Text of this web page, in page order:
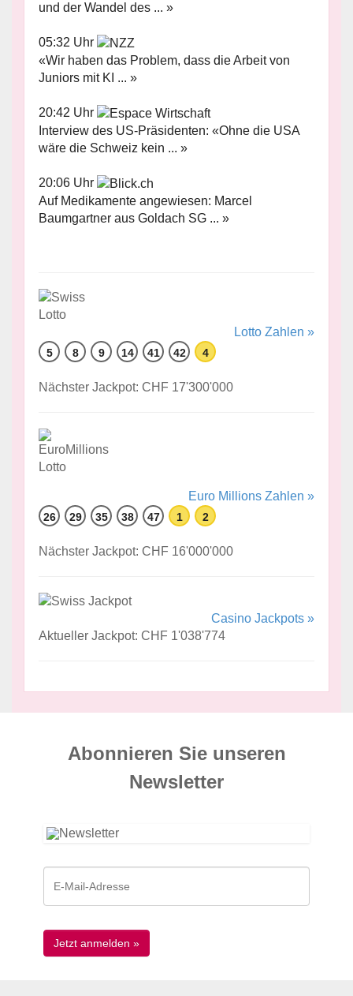
und der Wandel des ... »
05:32 Uhr
«Wir haben das Problem, dass die Arbeit von
Juniors mit KI ... »
20:42 Uhr
Interview des US-Präsidenten: «Ohne die USA
wäre die Schweiz kein ... »
20:06 Uhr
Auf Medikamente angewiesen: Marcel
Baumgartner aus Goldach SG ... »
Lotto Zahlen »
5 8 9 14 41 42 4
Nächster Jackpot: CHF 17'300'000
Euro Millions Zahlen »
26 29 35 38 47 1 2
Nächster Jackpot: CHF 16'000'000
Casino Jackpots »
Aktueller Jackpot: CHF 1'038'774
Abonnieren Sie unseren
News­letter